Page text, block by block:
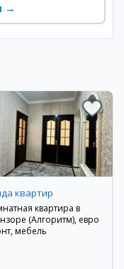
→
квартир
квартира в
(Алгоритм), евро
мебель